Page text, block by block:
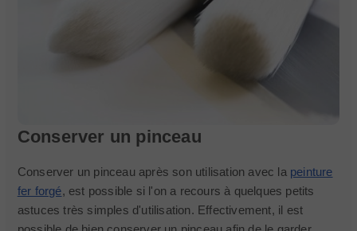
Conserver un pinceau
Conserver un pinceau après son utilisation avec la peinture
fer forgé, est possible si l'on a recours à quelques petits
astuces très simples d'utilisation. Effectivement, il est